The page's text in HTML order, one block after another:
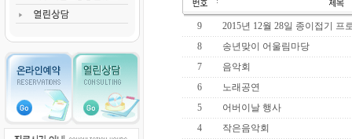
9
2015년 12월 28일 종이접기 프
8
송년맞이 어울림마당
7
음악회
6
노래공연
5
어버이날 행사
4
작은음악회